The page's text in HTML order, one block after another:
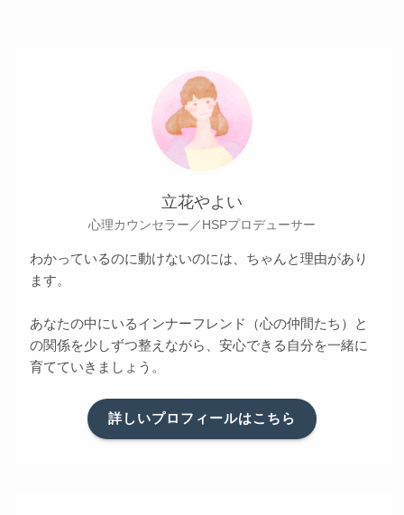
立花やよい
心理カウンセラー／HSPプロデューサー
わかっているのに動けないのには、ちゃんと理由があり
ます。
あなたの中にいるインナーフレンド（心の仲間たち）と
の関係を少しずつ整えながら、安心できる自分を一緒に
育てていきましょう。
詳しいプロフィールはこちら